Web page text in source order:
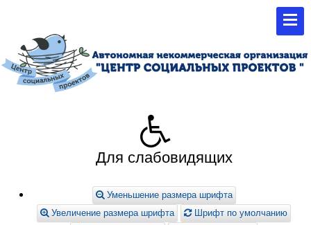
Для слабовидящих
Уменьшение размера шрифта
Увеличение размера шрифта
Шрифт по умолчанию